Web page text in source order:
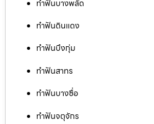
ทำฟันบางพลัด
ทำฟันดินแดง
ทำฟันบึงกุ่ม
ทำฟันสาทร
ทำฟันบางซื่อ
ทำฟันจตุจักร